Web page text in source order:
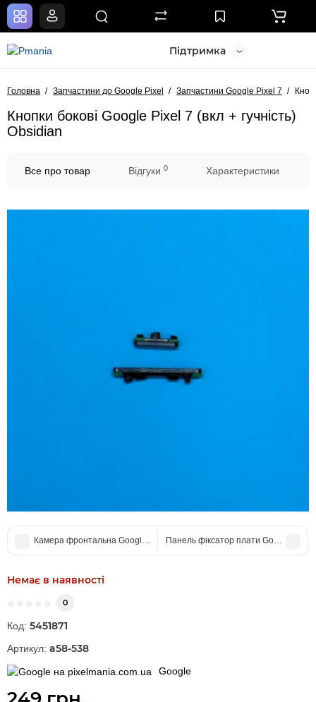
Підтримка
Головна Запчастини до Google Pixel Запчастини Google Pixel 7
Кнопки бокові Google Pixel 7 (вкл + гучність)
Obsidian
Все про товар Відгуки 0 Характеристики
Камера фронтальна Google Pixel 7Панель фіксатор плати Google Pixel
Немає в наявності
0
Код: 5451871
Артикул: a58-538
Google